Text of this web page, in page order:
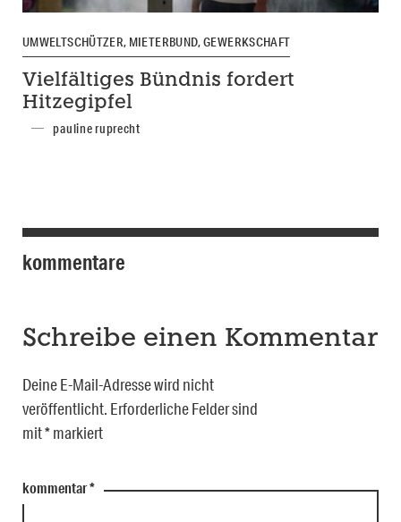
UMWELTSCHÜTZER, MIETERBUND, GEWERKSCHAFT
Vielfältiges Bündnis fordert
Hitzegipfel
pauline ruprecht
kommentare
Schreibe einen Kommentar
Deine E-Mail-Adresse wird nicht
veröffentlicht. Erforderliche Felder sind
mit*markiert
kommentar*